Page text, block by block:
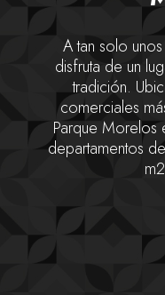
A tan solo
disfruta de un
tradición.
comerciales
Parque Morelos
departamentos